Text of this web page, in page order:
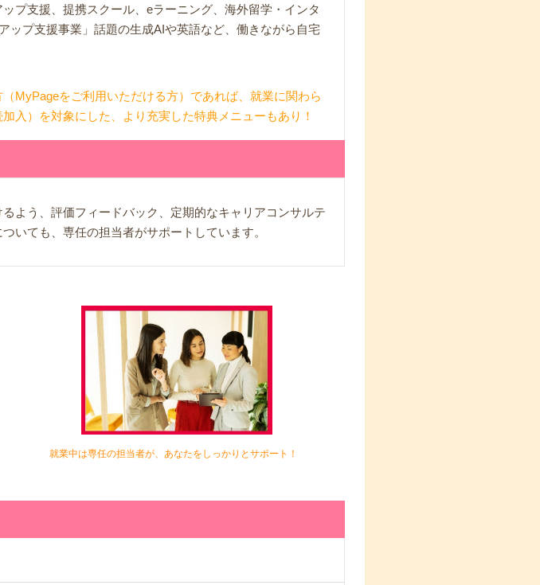
プ支援、提携スクール、eラーニング、海外留学・インタ
プ支援事業」話題の生成AIや英語など、働きながら自宅
MyPageをご利用いただける方）であれば、就業に関わら
入）を対象にした、より充実した特典メニューもあり！
よう、評価フィードバック、定期的なキャリアコンサルテ
いても、専任の担当者がサポートしています。
就業中は専任の担当者が、あなたをしっかりとサポート！